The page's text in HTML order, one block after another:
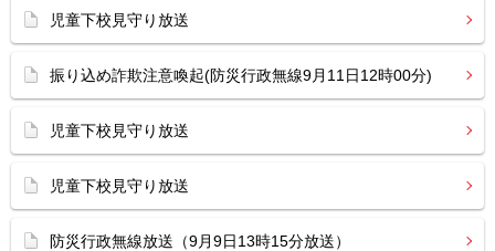
児童下校見守り放送
振り込め詐欺注意喚起(防災行政無線9月11日12時00分)
児童下校見守り放送
児童下校見守り放送
防災行政無線放送（9月9日13時15分放送）